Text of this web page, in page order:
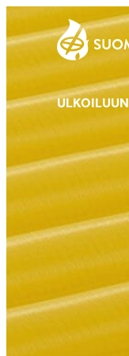
Siirry
suoraan
sisältöön
Suomen Latu
ULKOILUUN